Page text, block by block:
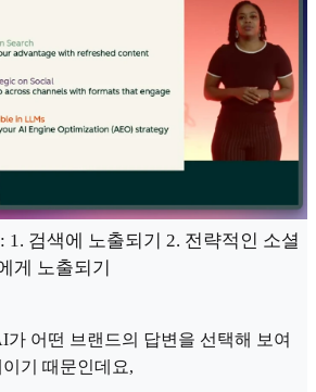
검색에 노출되기 2. 전략적인 소셜
게 노출되기
가 어떤 브랜드의 답변을 선택해 보여
기 때문인데요,